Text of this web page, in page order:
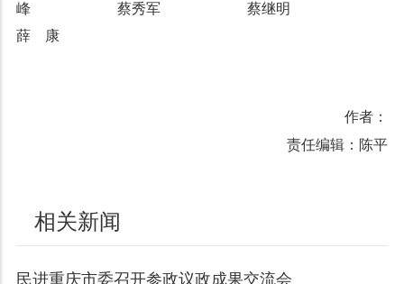
峰 蔡秀军 蔡继明
薛 康
作者：
责任编辑：陈平
相关新闻
民进重庆市委召开参政议政成果交流会